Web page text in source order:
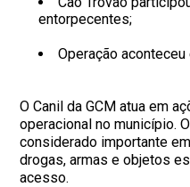
entorpecentes;
Operação
O Canil da GCM atua em
operacional no município.
considerado importante
drogas, armas e objetos
acesso.